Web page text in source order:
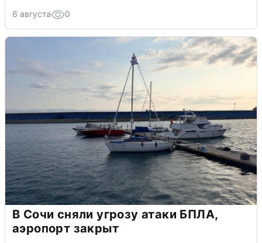
6 августа 0
В Сочи сняли угрозу атаки БПЛА,
аэропорт закрыт